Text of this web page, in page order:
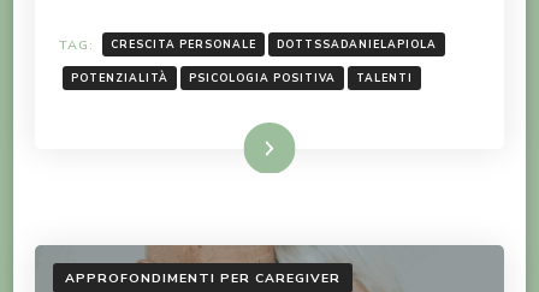
TAG: CRESCITA PERSONALE DOTTSSADANIELAPIOLA
POTENZIALITÀ PSICOLOGIA POSITIVA TALENTI
LEGGI TUTTO
APPROFONDIMENTI PER CAREGIVER